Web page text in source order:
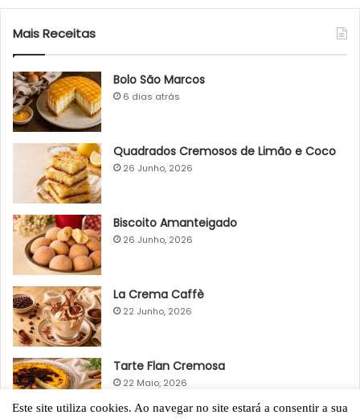
Mais Receitas
Bolo São Marcos
6 dias atrás
Quadrados Cremosos de Limão e Coco
26 Junho, 2026
Biscoito Amanteigado
26 Junho, 2026
La Crema Caffè
22 Junho, 2026
Tarte Flan Cremosa
22 Maio, 2026
Este site utiliza cookies. Ao navegar no site estará a consentir a sua